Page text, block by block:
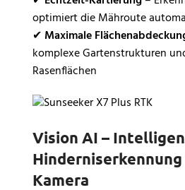
optimiert die Mähroute
✔ Maximale
komplexe Gartenstrukturen
Rasenflächen
Vision AI –
Kamera